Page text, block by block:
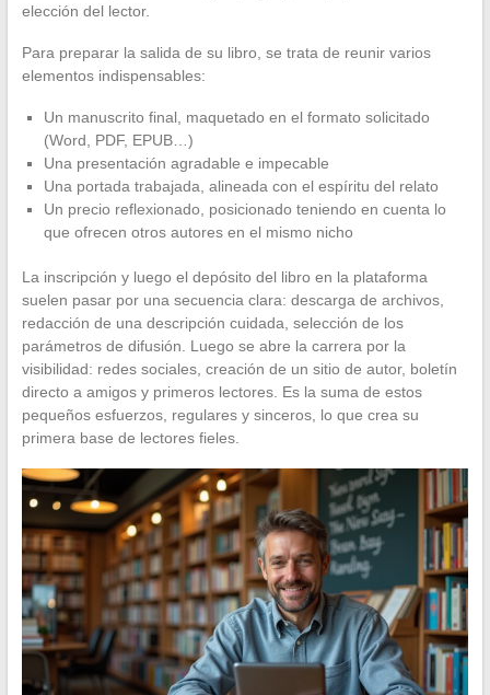
elección del lector.
Para preparar la salida de su libro, se trata de reunir varios
elementos indispensables:
Un manuscrito final, maquetado en el formato solicitado
(Word, PDF, EPUB…)
Una presentación agradable e impecable
Una portada trabajada, alineada con el espíritu del relato
Un precio reflexionado, posicionado teniendo en cuenta lo
que ofrecen otros autores en el mismo nicho
La inscripción y luego el depósito del libro en la plataforma
suelen pasar por una secuencia clara: descarga de archivos,
redacción de una descripción cuidada, selección de los
parámetros de difusión. Luego se abre la carrera por la
visibilidad: redes sociales, creación de un sitio de autor, boletín
directo a amigos y primeros lectores. Es la suma de estos
pequeños esfuerzos, regulares y sinceros, lo que crea su
primera base de lectores fieles.